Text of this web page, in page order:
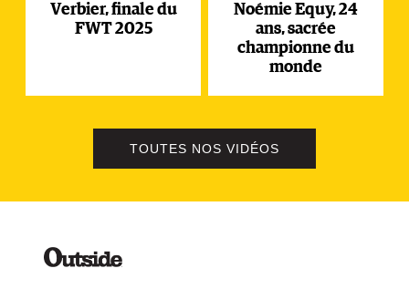
Verbier, finale du
FWT 2025
Noémie Equy, 24
ans, sacrée
championne du
monde
TOUTES NOS VIDÉOS